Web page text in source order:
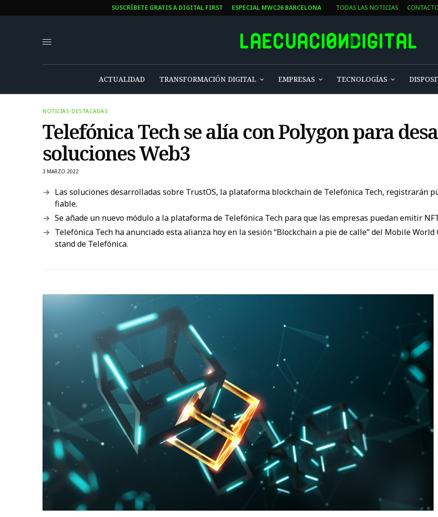
SUSCRÍBETE GRATIS A DIGITAL FIRST ESPECIAL MWC26 BARCELONA TODAS LAS NOTICIAS
ACTUALIDAD TRANSFORMACIÓN DIGITAL EMPRESAS TECNOLOGÍAS
NOTICIAS DESTACADAS
Telefónica Tech se alía con Polygon para
soluciones Web3
3 MARZO 2022
Las soluciones desarrolladas sobre TrustOS, la plataforma blockchain de Telefónica Tech, registrarán
fiable.
Se añade un nuevo módulo a la plataforma de Telefónica Tech para que las empresas puedan emitir
Telefónica Tech ha anunciado esta alianza hoy en la sesión “Blockchain a pie de calle” del Mobile
stand de Telefónica.